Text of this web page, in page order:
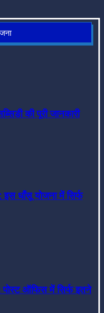
की पूरी जानकारी
धाँसू योजना में सिर्फ
ऑफिस में सिर्फ इतने